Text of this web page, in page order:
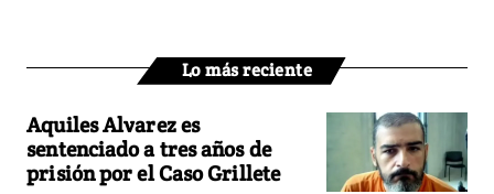
Lo más reciente
Aquiles Alvarez es
sentenciado a tres años de
prisión por el Caso Grillete